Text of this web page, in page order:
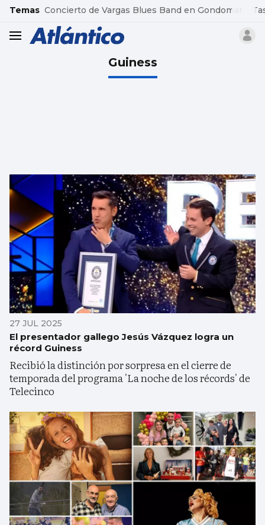
common.go-to-content
Temas Concierto de Vargas Blues Band en Gondomar
header.menu.open
Guiness
27 JUL 2025
El presentador gallego Jesús Vázquez logra un
récord Guiness
Recibió la distinción por sorpresa en el cierre de
temporada del programa 'La noche de los récords' de
Telecinco